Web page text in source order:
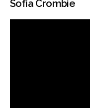
Sofía Crombie